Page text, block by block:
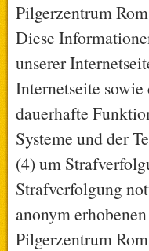
Pilgerzentrum
Diese
unserer
Internetseite
dauerhafte
Systeme und der
(4) um
Strafverfolgung
anonym
Pilgerzentrum